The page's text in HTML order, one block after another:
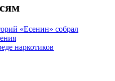
«Есенин» собрал
наркотиков